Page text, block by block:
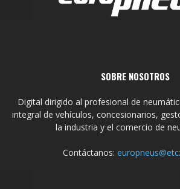
SOBRE NOSOTROS
Digital dirigido al profesional de
integral de vehículos, concesionarios,
la industria y el comercio de
Contáctanos: